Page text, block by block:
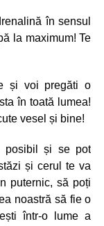
în sensul
la maximum! Te
și voi pregăti o
în toată lumea!
vesel și bine!
posibil și se pot
și cerul te va
puternic, să poți
noastră să fie o
într-o lume a